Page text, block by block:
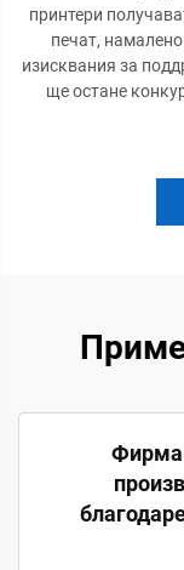
принтери
печат,
изисквания за
ще остане
Фирма